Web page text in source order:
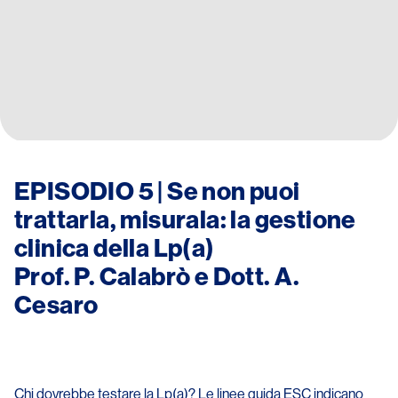
EPISODIO 5 | Se non puoi
trattarla, misurala: la gestione
clinica della Lp(a)
Prof. P. Calabrò e Dott. A.
Cesaro
Chi dovrebbe testare la Lp(a)? Le linee guida ESC indicano